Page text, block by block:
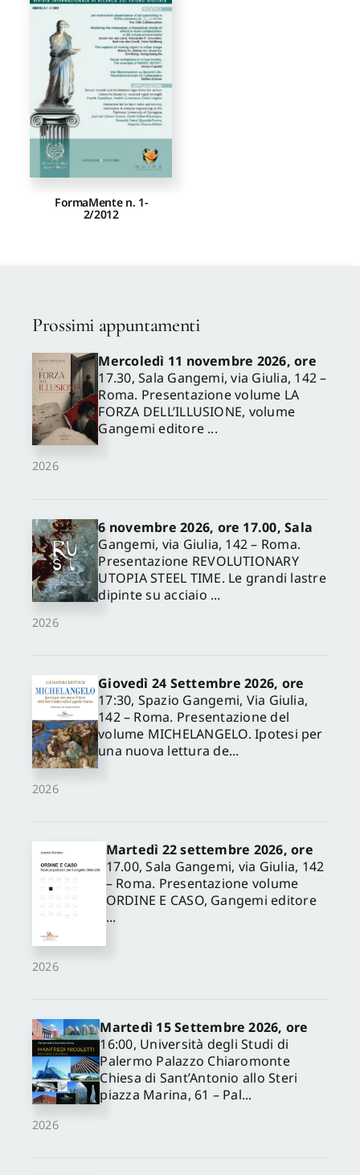
Proposte di pubblicazione
Gangemi Editore
Newsletter
FormaMente n. 1-
2/2012
Prossimi appuntamenti
2026
Mercoledì 11 novembre 2026, ore
17.30, Sala Gangemi, via Giulia, 142 –
Roma. Presentazione volume LA
FORZA DELL’ILLUSIONE, volume
Gangemi editore ...
2026
6 novembre 2026, ore 17.00, Sala
Gangemi, via Giulia, 142 – Roma.
Presentazione REVOLUTIONARY
UTOPIA STEEL TIME. Le grandi lastre
dipinte su acciaio ...
2026
Giovedì 24 Settembre 2026, ore
17:30, Spazio Gangemi, Via Giulia,
142 – Roma. Presentazione del
volume MICHELANGELO. Ipotesi per
una nuova lettura de...
2026
Martedì 22 settembre 2026, ore
17.00, Sala Gangemi, via Giulia, 142
– Roma. Presentazione volume
ORDINE E CASO, Gangemi editore
...
2026
Martedì 15 Settembre 2026, ore
16:00, Università degli Studi di
Palermo Palazzo Chiaromonte
Chiesa di Sant’Antonio allo Steri
piazza Marina, 61 – Pal...